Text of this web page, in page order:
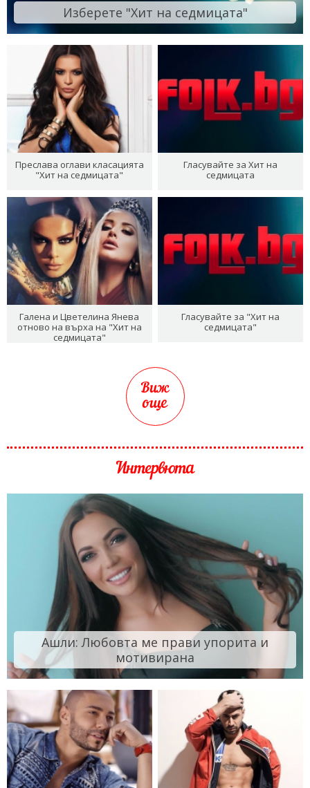
Изберете "Хит на седмицата"
Преслава оглави класацията
"Хит на седмицата"
Гласувайте за Хит на
седмицата
Галена и Цветелина Янева
отново на върха на "Хит на
седмицата"
Гласувайте за "Хит на
седмицата"
Виж
още
Интервюта
Ашли: Любовта ме прави упорита и
мотивирана